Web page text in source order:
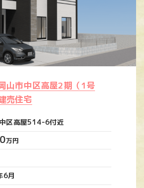
山市中区高屋2期（1号
売住宅
区高屋514-6付近
万円
6月